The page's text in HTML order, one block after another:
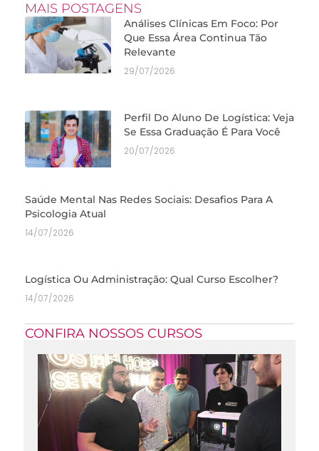
MAIS POSTAGENS
Análises Clínicas Em Foco: Por
Que Essa Área Continua Tão
Relevante
29/07/2026
Perfil Do Aluno De Logística: Veja
Se Essa Graduação É Para Você
20/07/2026
Saúde Mental Nas Redes Sociais: Desafios Para A
Psicologia Atual
14/07/2026
Logística Ou Administração: Qual Curso Escolher?
14/07/2026
CONFIRA NOSSOS CURSOS